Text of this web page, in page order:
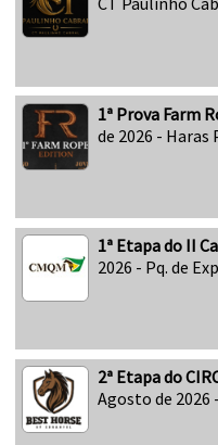
1ª Prova Farm
de 2026 -
1ª Etapa do II
2026 - Pq. de
2ª Etapa do
Agosto de 2026